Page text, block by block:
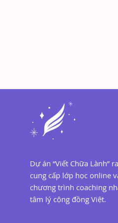
Dự án “Viết Chữa Lành”
cung cấp lớp học online
chương trình coaching
tâm lý cộng đồng Việt.